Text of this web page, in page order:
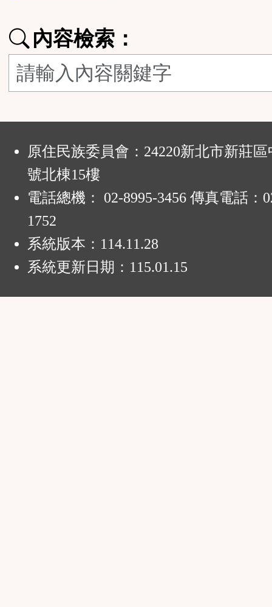
按
鈕
內容檢索：
原住民族委員會：24220新北市新莊區
號北棟15樓
電話總機： 02-8995-3456 傳真電話：
1752
系統版本： 114.11.28
系統更新日期： 115.01.15